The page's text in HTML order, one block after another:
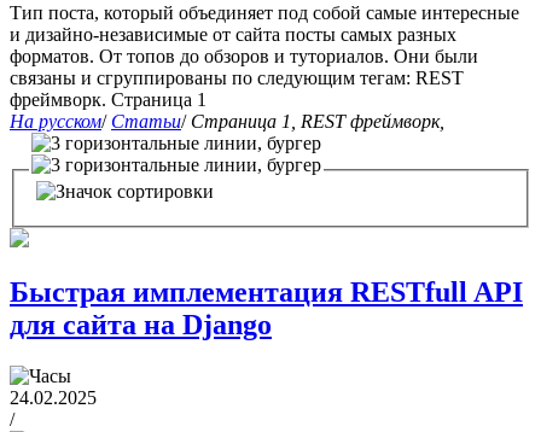
Тип поста, который объединяет под собой самые интересные
и дизайно-независимые от сайта посты самых разных
форматов. От топов до обзоров и туториалов. Они были
связаны и сгруппированы по следующим тегам: REST
фреймворк. Страница 1
На русском/ Статьи/ Страница 1, REST фреймворк,
Быстрая имплементация RESTfull API
для сайта на Django
24.02.2025
/